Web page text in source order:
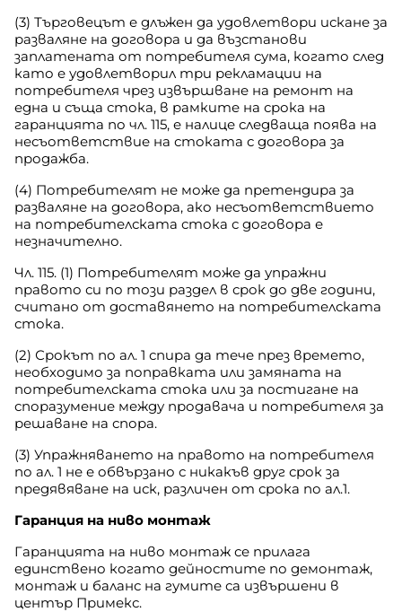
(3) Търговецът е длъжен да удовлетвори искане за
разваляне на договора и да възстанови
заплатената от потребителя сума, когато след
като е удовлетворил три рекламации на
потребителя чрез извършване на ремонт на
една и съща стока, в рамките на срока на
гаранцията по чл. 115, е налице следваща поява на
несъответствие на стоката с договора за
продажба.
(4) Потребителят не може да претендира за
разваляне на договора, ако несъответствието
на потребителската стока с договора е
незначително.
Чл. 115. (1) Потребителят може да упражни
правото си по този раздел в срок до две години,
считано от доставянето на потребителската
стока.
(2) Срокът по ал. 1 спира да тече през времето,
необходимо за поправката или замяната на
потребителската стока или за постигане на
споразумение между продавача и потребителя за
решаване на спора.
(3) Упражняването на правото на потребителя
по ал. 1 не е обвързано с никакъв друг срок за
предявяване на иск, различен от срока по ал.1.
Гаранция на ниво монтаж
Гаранцията на ниво монтаж се прилага
единствено когато дейностите по демонтаж,
монтаж и баланс на гумите са извършени в
център Примекс.